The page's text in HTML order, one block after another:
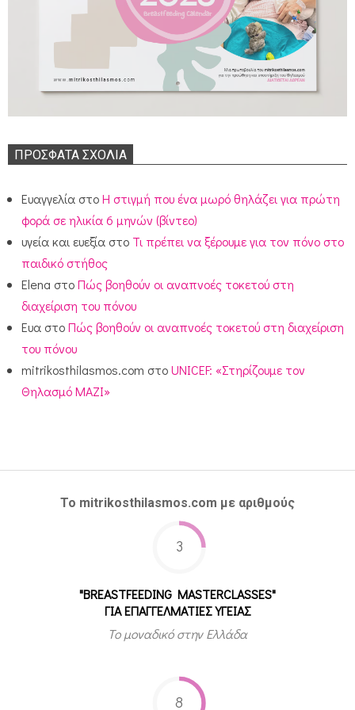
ΠΡΌΣΦΑΤΑ ΣΧΌΛΙΑ
Ευαγγελία στοΗ στιγμή που ένα μωρό θηλάζει για πρώτη
φορά σε ηλικία 6 μηνών (βίντεο)
υγεία και ευεξία στο Τι πρέπει να ξέρουμε για τον πόνο στο
παιδικό στήθος
Elena στοΠώς βοηθούν οι αναπνοές τοκετού στη
διαχείριση του πόνου
Ευα στοΠώς βοηθούν οι αναπνοές τοκετού στη διαχείριση
του πόνου
mitrikosthilasmos.com στοUNICEF: «Στηρίζουμε τον
Θηλασμό ΜΑΖΙ»
Το mitrikosthilasmos.com με αριθμούς
3
"BREASTFEEDING MASTERCLASSES"
ΓΙΑ ΕΠΑΓΓΕΛΜΑΤΙΕΣ ΥΓΕΙΑΣ
Το μοναδικό στην Ελλάδα
8